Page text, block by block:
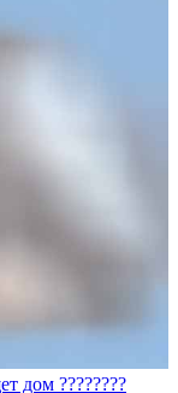
дом ????????